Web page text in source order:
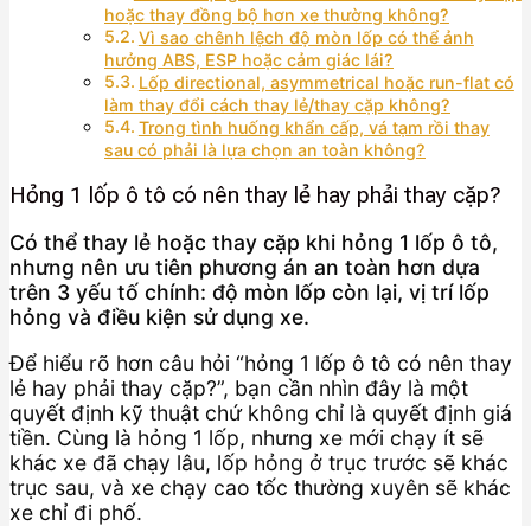
hoặc thay đồng bộ hơn xe thường không?
Vì sao chênh lệch độ mòn lốp có thể ảnh
hưởng ABS, ESP hoặc cảm giác lái?
Lốp directional, asymmetrical hoặc run-flat có
làm thay đổi cách thay lẻ/thay cặp không?
Trong tình huống khẩn cấp, vá tạm rồi thay
sau có phải là lựa chọn an toàn không?
Hỏng 1 lốp ô tô có nên thay lẻ hay phải thay cặp?
Có thể thay lẻ hoặc thay cặp khi hỏng 1 lốp ô tô,
nhưng nên ưu tiên phương án an toàn hơn dựa
trên 3 yếu tố chính: độ mòn lốp còn lại, vị trí lốp
hỏng và điều kiện sử dụng xe.
Để hiểu rõ hơn câu hỏi “hỏng 1 lốp ô tô có nên thay
lẻ hay phải thay cặp?”, bạn cần nhìn đây là một
quyết định kỹ thuật chứ không chỉ là quyết định giá
tiền. Cùng là hỏng 1 lốp, nhưng xe mới chạy ít sẽ
khác xe đã chạy lâu, lốp hỏng ở trục trước sẽ khác
trục sau, và xe chạy cao tốc thường xuyên sẽ khác
xe chỉ đi phố.